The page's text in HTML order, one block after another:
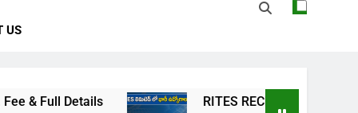
US
RITES RECRUITMENT 2026: Resident
ZOOLOGY